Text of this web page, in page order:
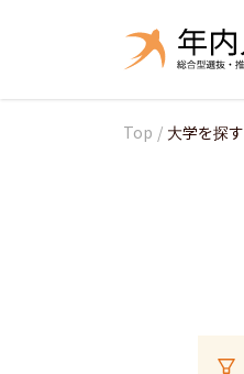
Top / 大学を探す